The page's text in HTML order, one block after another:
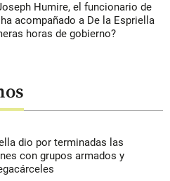
Humire, el funcionario de
acompañado a De la Espriella
horas de gobierno?
dio por terminadas las
con grupos armados y